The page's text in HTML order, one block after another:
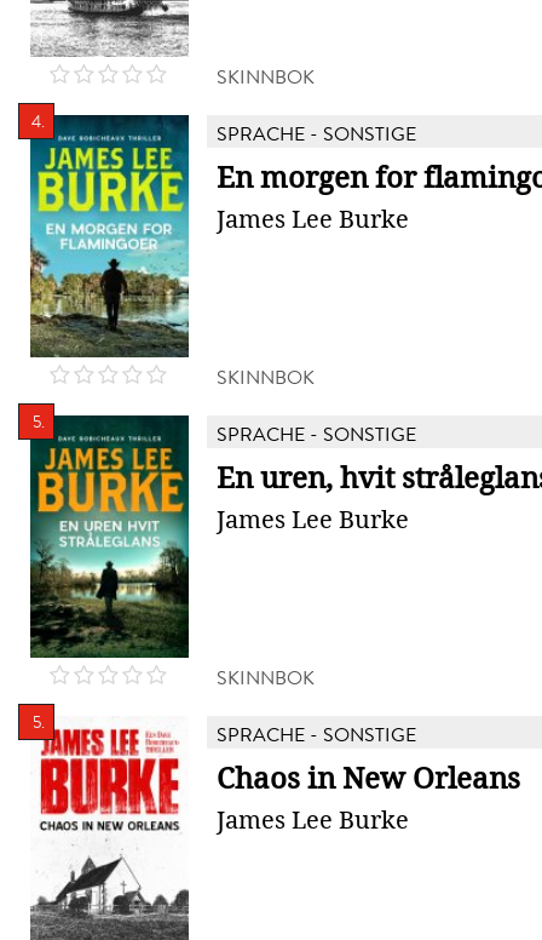
SKINNBOK
4. SPRACHE - SONSTIGE
En morgen for
James Lee Burke
SKINNBOK
5. SPRACHE - SONSTIGE
En uren, hvit
James Lee Burke
SKINNBOK
5. SPRACHE - SONSTIGE
Chaos in New Orleans
James Lee Burke